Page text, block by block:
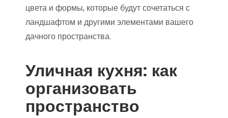
цвета и формы, которые будут сочетаться с
ландшафтом и другими элементами вашего
дачного пространства.
Уличная кухня: как
организовать
пространство